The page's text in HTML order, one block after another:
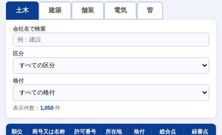
土木 建築 舗装 電気 管
会社名で検索
区分
格付
表示件数： 1,050 件
順位 商号又は名称 許可番号 所在地 格付 総合点 経審点